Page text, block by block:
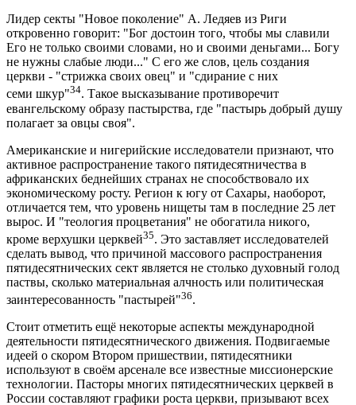
Лидер секты "Новое поколение" А. Ледяев из Риги
откровенно говорит: "Бог достоин того, чтобы мы славили
Его не только своими словами, но и своими деньгами... Богу
не нужны слабые люди..." С его же слов, цель создания
церкви - "стрижка своих овец" и "сдирание с них
семи шкур"34. Такое высказывание противоречит
евангельскому образу пастырства, где "пастырь добрый душу
полагает за овцы своя".
Американские и нигерийские исследователи признают, что
активное распространение такого пятидесятничества в
африканских беднейших странах не способствовало их
экономическому росту. Регион к югу от Сахары, наоборот,
отличается тем, что уровень нищеты там в последние 25 лет
вырос. И "теология процветания" не обогатила никого,
кроме верхушки церквей35. Это заставляет исследователей
сделать вывод, что причиной массового распространения
пятидесятнических сект является не столько духовный голод
паствы, сколько материальная алчность или политическая
заинтересованность "пастырей"36.
Стоит отметить ещё некоторые аспекты международной
деятельности пятидесятнического движения. Подвигаемые
идеей о скором Втором пришествии, пятидесятники
используют в своём арсенале все известные миссионерские
технологии. Пасторы многих пятидесятнических церквей в
России составляют графики роста церкви, призывают всех